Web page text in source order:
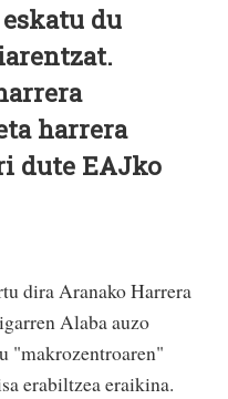
du
harrera
dute EAJko
dira Aranako Harrera
Alaba auzo
"makrozentroaren"
erabiltzea eraikina.